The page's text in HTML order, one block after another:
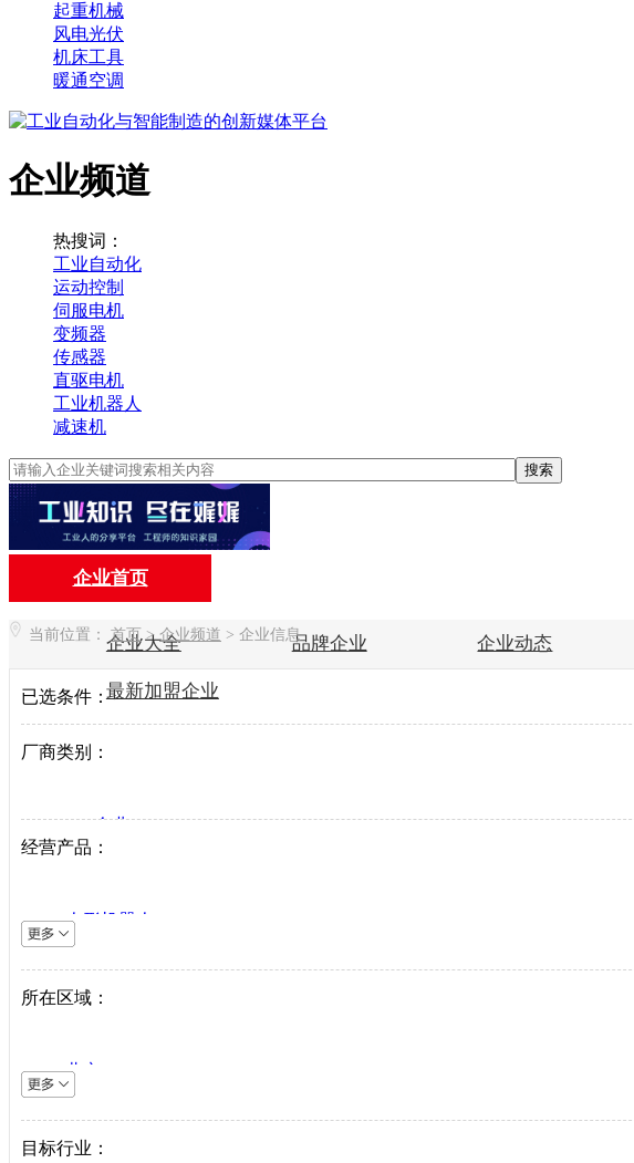
起重机械
风电光伏
机床工具
暖通空调
企业频道
热搜词：
工业自动化
运动控制
伺服电机
变频器
传感器
直驱电机
工业机器人
减速机
搜索
企业首页
企业大全 品牌企业 企业动态
最新加盟企业
当前位置： 首页 > 企业频道 > 企业信息
已选条件：
厂商类别：
VIP企业
生产商
系统集成商
经营产品：
人形机器人
逆变器
机床设备
直驱驱动器
工业机器人
伺服电机
所在区域：
北京
上海
天津
目标行业：